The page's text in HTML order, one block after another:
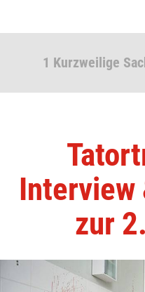
1 Kurzweilige
Interview
zur